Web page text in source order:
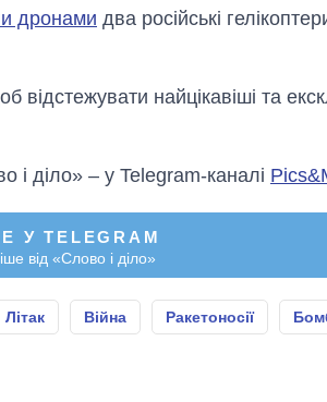
дронами два російські
відстежувати найцікавіші та
і діло» – у Telegram-каналі
У TELEGRAM
від «Слово і діло»
Літак Війна Ракетоносії